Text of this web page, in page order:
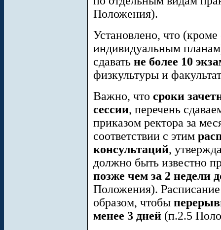
Положения).
Установлено, что (кроме
индивидуальным
сдавать не более 10
физкультуры и
Важно, что сроки
сессии, перечень
приказом ректора за
соответствии с этим
консультаций,
должно быть известно
позже чем за 2 недели
Положения).
образом, чтобы
менее 3 дней(п.2.5